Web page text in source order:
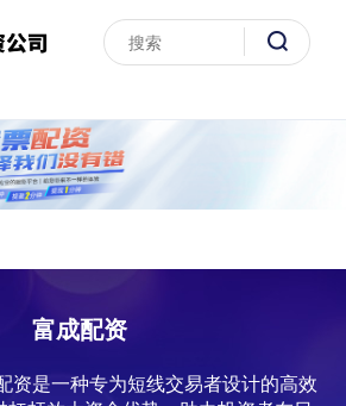
富成配资
资是一种专为短线交易者设计的高效